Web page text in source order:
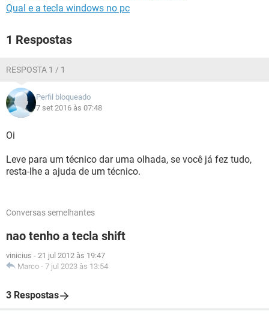
Qual e a tecla windows no pc
1 Respostas
RESPOSTA 1 / 1
Perfil bloqueado
7 set 2016 às 07:48
Oi
Leve para um técnico dar uma olhada, se você já fez tudo,
resta-lhe a ajuda de um técnico.
Conversas semelhantes
nao tenho a tecla shift
vinicius - 21 jul 2012 às 19:47
Marco - 7 jul 2023 às 13:54
3 Respostas